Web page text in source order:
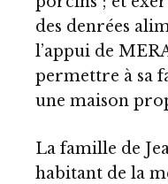
des denrées
l’appui de
permettre à sa
une maison
La famille de
habitant de la